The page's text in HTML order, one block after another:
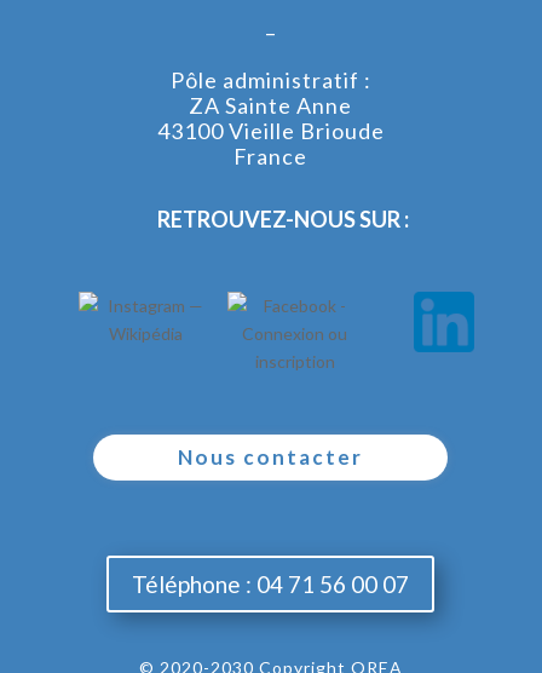
–
Pôle administratif :
ZA Sainte Anne
43100 Vieille Brioude
France
RETROUVEZ-NOUS SUR :
Nous contacter
Téléphone : 04 71 56 00 07
© 2020-2030 Copyright OREA